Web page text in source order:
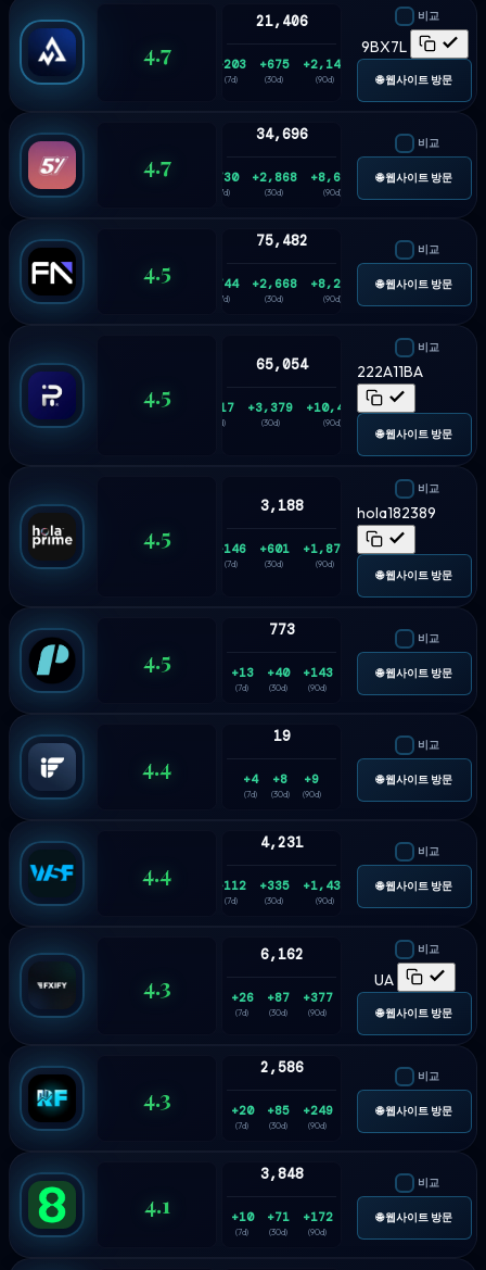
4.7
21,406
+203
(7d)
+675
(30d)
+2,145
(90d)
비교
9BX7L
🌐 웹사이트 방문
4.7
34,696
+730
(7d)
+2,868
(30d)
+8,626
(90d)
비교
🌐 웹사이트 방문
4.5
75,482
+744
(7d)
+2,668
(30d)
+8,242
(90d)
비교
🌐 웹사이트 방문
4.5
65,054
+817
(7d)
+3,379
(30d)
+10,475
(90d)
비교
222A11BA
🌐 웹사이트 방문
4.5
3,188
+146
(7d)
+601
(30d)
+1,875
(90d)
비교
hola182389
🌐 웹사이트 방문
4.5
773
+13
(7d)
+40
(30d)
+143
(90d)
비교
🌐 웹사이트 방문
4.4
19
+4
(7d)
+8
(30d)
+9
(90d)
비교
🌐 웹사이트 방문
4.4
4,231
+112
(7d)
+335
(30d)
+1,435
(90d)
비교
🌐 웹사이트 방문
4.3
6,162
+26
(7d)
+87
(30d)
+377
(90d)
비교
UA
🌐 웹사이트 방문
4.3
2,586
+20
(7d)
+85
(30d)
+249
(90d)
비교
🌐 웹사이트 방문
4.1
3,848
+10
(7d)
+71
(30d)
+172
(90d)
비교
🌐 웹사이트 방문